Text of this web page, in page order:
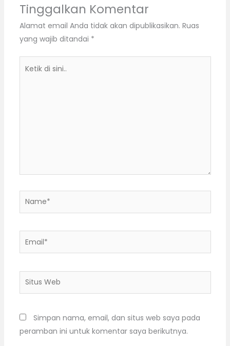
Tinggalkan Komentar
Alamat email Anda tidak akan dipublikasikan. Ruas
yang wajib ditandai *
Name*
Email*
Situs
Simpan nama, email, dan situs web saya pada
peramban ini untuk komentar saya berikutnya.